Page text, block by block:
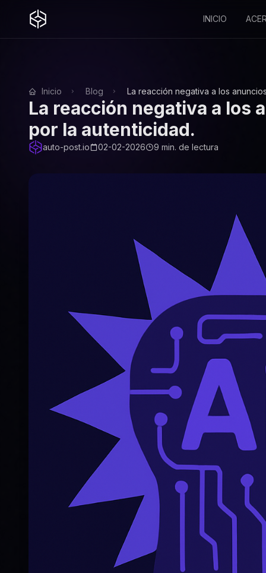
INICIO
Inicio Blog La reacción negativa a los
La reacción negativa a los
por la autenticidad.
auto-post.io 02-02-2026 9 min. de lectura